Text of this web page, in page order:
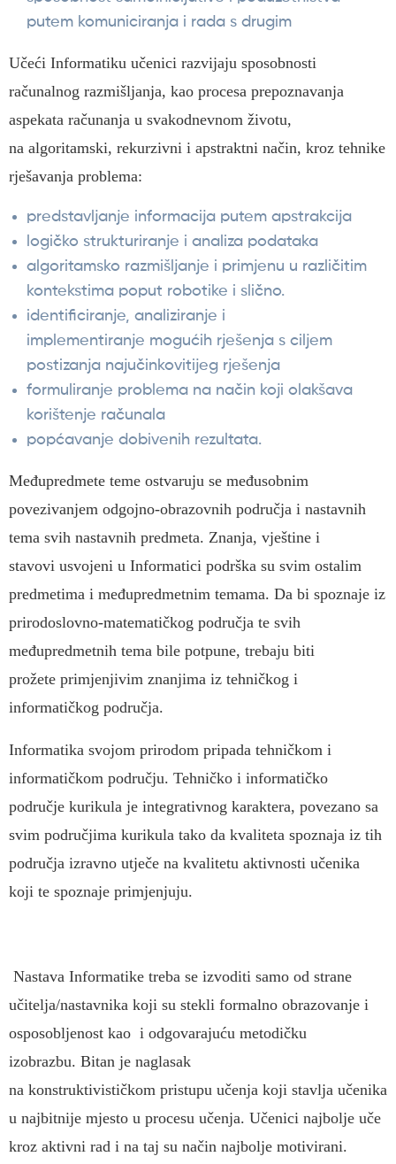
putem komuniciranja i rada s drugim
Učeći Informatiku učenici razvijaju sposobnosti
računalnog razmišljanja, kao procesa prepoznavanja
aspekata računanja u svakodnevnom životu,
na algoritamski, rekurzivni i apstraktni način, kroz tehnike
rješavanja problema:
predstavljanje informacija putem apstrakcija
logičko strukturiranje i analiza podataka
algoritamsko razmišljanje i primjenu u različitim
kontekstima poput robotike i slično.
identificiranje, analiziranje i
implementiranje mogućih rješenja s ciljem
postizanja najučinkovitijeg rješenja
formuliranje problema na način koji olakšava
korištenje računala
popćavanje dobivenih rezultata.
Međupredmete teme ostvaruju se međusobnim
povezivanjem odgojno-obrazovnih područja i nastavnih
tema svih nastavnih predmeta. Znanja, vještine i
stavovi usvojeni u Informatici podrška su svim ostalim
predmetima i međupredmetnim temama. Da bi spoznaje iz
prirodoslovno-matematičkog područja te svih
međupredmetnih tema bile potpune, trebaju biti
prožete primjenjivim znanjima iz tehničkog i
informatičkog područja.
Informatika svojom prirodom pripada tehničkom i
informatičkom području. Tehničko i informatičko
područje kurikula je integrativnog karaktera, povezano sa
svim područjima kurikula tako da kvaliteta spoznaja iz tih
područja izravno utječe na kvalitetu aktivnosti učenika
koji te spoznaje primjenjuju.
Nastava Informatike treba se izvoditi samo od strane
učitelja/nastavnika koji su stekli formalno obrazovanje i
osposobljenost kao i odgovarajuću metodičku
izobrazbu. Bitan je naglasak
na konstruktivističkom pristupu učenja koji stavlja učenika
u najbitnije mjesto u procesu učenja. Učenici najbolje uče
kroz aktivni rad i na taj su način najbolje motivirani.